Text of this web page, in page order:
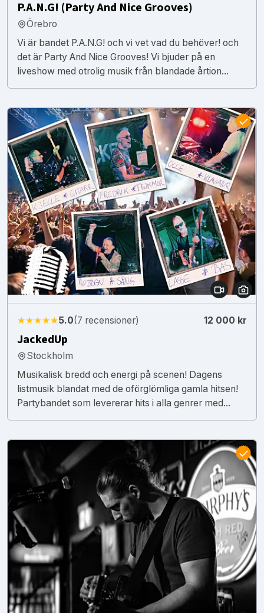
P.A.N.G! (Party And Nice Grooves)
Örebro
Vi är bandet P.A.N.G! och vi vet vad du behöver! och
det är Party And Nice Grooves! Vi bjuder på en
liveshow med otrolig musik från blandade årtion...
★★★★★5.0(7 recensioner) 12 000 kr
JackedUp
Stockholm
Musikalisk bredd och energi på scenen! Dagens
listmusik blandat med de oförglömliga gamla hitsen!
Partybandet som levererar hits i alla genrer med...